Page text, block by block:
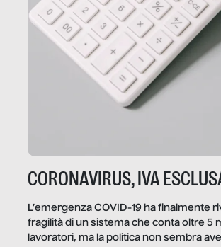
CORONAVIRUS, IVA
L’emergenza COVID-19 ha finalmente
fragilità di un sistema che conta oltre 5
lavoratori, ma la politica non sembra